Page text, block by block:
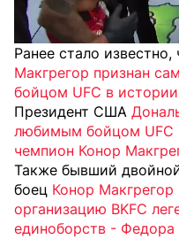
Ранее стало известно,
Макгрегор признан
бойцом UFC в
Президент США
любимым бойцом UFC
чемпион Конор
Также бывший
боец Конор Макгрегор
организацию BKFC
единоборств - Федора